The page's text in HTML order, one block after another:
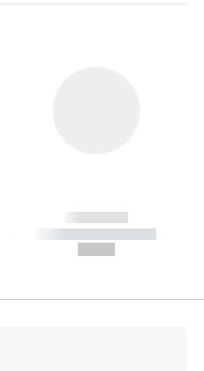
------------
----------- -----------